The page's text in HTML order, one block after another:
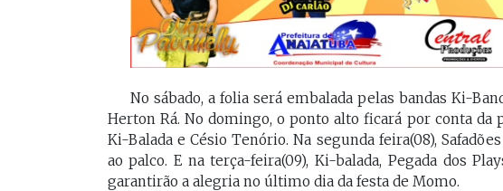
No sábado, a folia será embalada pelas bandas Ki-
Herton Rá. No domingo, o ponto alto ficará por conta da
Ki-Balada e Césio Tenório. Na segunda feira(08),
ao palco. E na terça-feira(09), Ki-balada, Pegada dos
garantirão a alegria no último dia da festa de Momo.